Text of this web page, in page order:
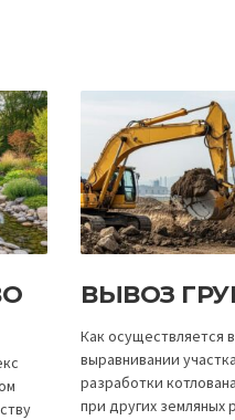
ВЫВОЗ
Как осуществляется
выравнивании
разработки
при других земляных